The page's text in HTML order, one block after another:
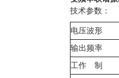
技术参数：
电压波形
输出频率
工作 制